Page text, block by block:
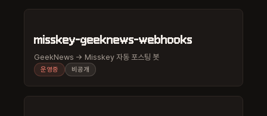
misskey-geeknews-webhooks
GeekNews → Misskey 자동 포스팅 봇
운영중 비공개